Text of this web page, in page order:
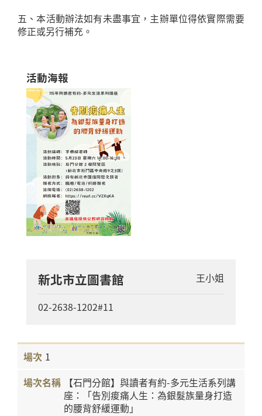
五、本活動辦法如有未盡事宜，主辦單位得依實際需要
修正或另行補充。
活動海報
新北市立圖書館 王小姐
02-2638-1202#11
1
【石門分館】與讀者有約-多元生活系列講
座：「告別痠痛人生：為銀髮族量身打造
的腰背舒緩運動」